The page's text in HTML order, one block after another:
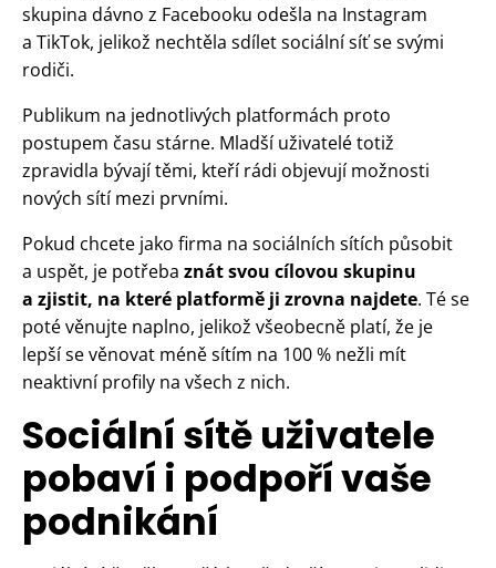
skupina dávno z Facebooku odešla na Instagram
a TikTok, jelikož nechtěla sdílet sociální síť se svými
rodiči.
Publikum na jednotlivých platformách proto
postupem času stárne. Mladší uživatelé totiž
zpravidla bývají těmi, kteří rádi objevují možnosti
nových sítí mezi prvními.
Pokud chcete jako firma na sociálních sítích působit
a uspět, je potřeba znát svou cílovou skupinu
a zjistit, na které platformě ji zrovna najdete. Té se
poté věnujte naplno, jelikož všeobecně platí, že je
lepší se věnovat méně sítím na 100 % nežli mít
neaktivní profily na všech z nich.
Sociální sítě uživatele
pobaví i podpoří vaše
podnikání